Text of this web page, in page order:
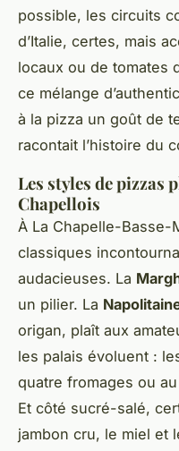
possible, les circuits
d’Italie, certes, mais
locaux ou de tomates
ce mélange
à la pizza un goût de
racontait l’histoire du
Les styles de pizzas
Chapellois
À La Chapelle-Basse-
classiques
audacieuses. La
un pilier. La
origan, plaît aux
les palais évoluent :
quatre fromages ou
Et côté sucré-salé,
jambon cru, le miel et